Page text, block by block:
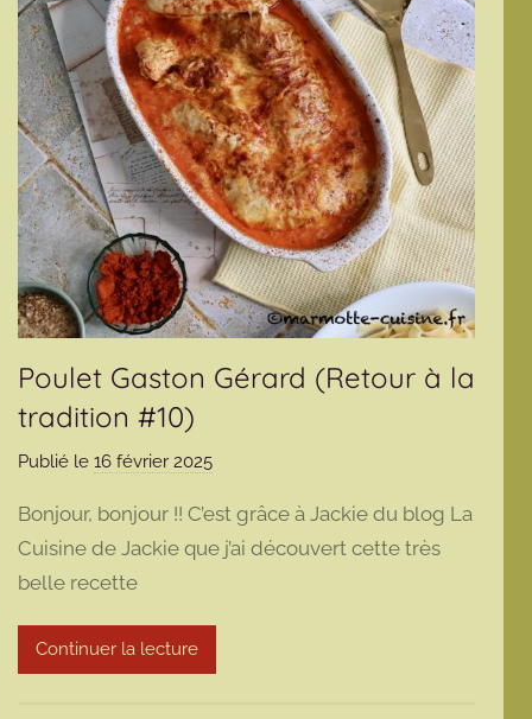
Poulet Gaston Gérard (Retour à la
tradition #10)
Publié le 16 février 2025p
r
m
o
Bonjour, bonjour !! C’est grâce à Jackie du blog La
Cuisine de Jackie que j’ai découvert cette très
belle recette
Continuer la lecture